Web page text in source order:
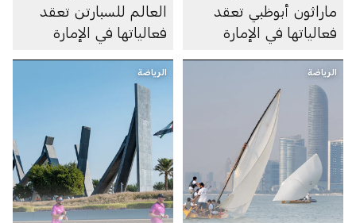
ماراثون أبوظبي تعقد
فعالياتها في الإمارة
العالم للسبارتن تعقد
فعالياتها في الإمارة
الرياضة الرياضة